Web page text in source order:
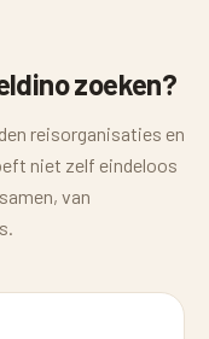
zoeken?
reisorganisaties en
niet zelf eindeloos
van